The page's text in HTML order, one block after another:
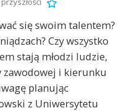
się swoim talentem?
Czy wszystko
stają młodzi ludzie,
zawodowej i kierunku
planując
z Uniwersytetu